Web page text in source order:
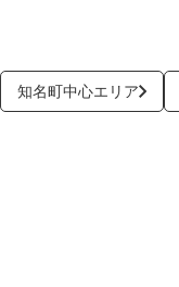
知名町中心エリア